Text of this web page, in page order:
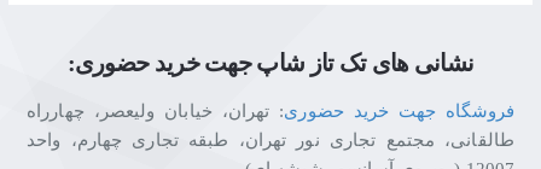
نشانی های تک تاز شاپ جهت خرید حضوری:
فروشگاه جهت خرید حضوری: تهران، خیابان ولیعصر، چهارراه
طالقانی، مجتمع تجاری نور تهران، طبقه تجاری چهارم، واحد